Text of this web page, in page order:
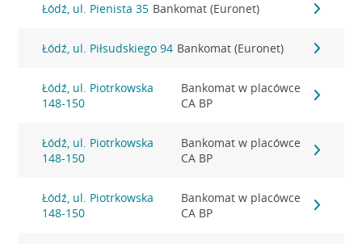
Łódź, ul. Pienista 35 Bankomat (Euronet)
Łódź, ul. Piłsudskiego 94 Bankomat (Euronet)
Łódź, ul. Piotrkowska
148-150
Bankomat w placówce
CA BP
Łódź, ul. Piotrkowska
148-150
Bankomat w placówce
CA BP
Łódź, ul. Piotrkowska
148-150
Bankomat w placówce
CA BP